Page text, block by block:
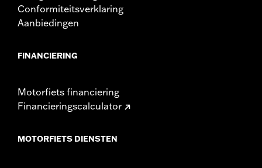
Conformiteitsverklaring
Aanbiedingen
FINANCIERING
Motorfiets financiering
Financieringscalculator
MOTORFIETS DIENSTEN